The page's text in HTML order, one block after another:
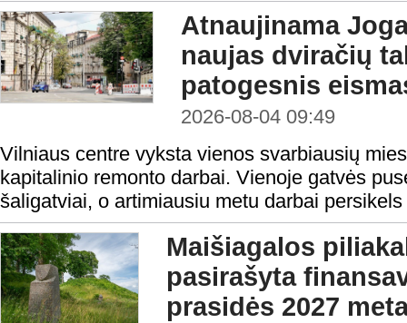
Atnaujinama
naujas dviračių
patogesnis
2026-08-04 09:49
Vilniaus centre vyksta vienos svarbiausių
kapitalinio remonto darbai. Vienoje gatvės
šaligatviai, o artimiausiu metu darbai
Maišiagalos
pasirašyta
prasidės 2027